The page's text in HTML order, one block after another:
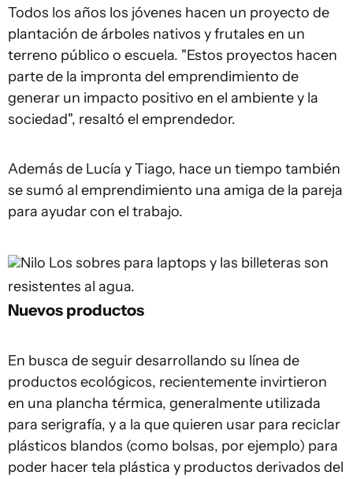
Todos los años los jóvenes hacen un proyecto de
plantación de árboles nativos y frutales en un
terreno público o escuela. "Estos proyectos hacen
parte de la impronta del emprendimiento de
generar un impacto positivo en el ambiente y la
sociedad", resaltó el emprendedor.
Además de Lucía y Tiago, hace un tiempo también
se sumó al emprendimiento una amiga de la pareja
para ayudar con el trabajo.
Nilo Los sobres para laptops y las billeteras son
resistentes al agua.
Nuevos productos
En busca de seguir desarrollando su línea de
productos ecológicos, recientemente invirtieron
en una plancha térmica, generalmente utilizada
para serigrafía, y a la que quieren usar para reciclar
plásticos blandos (como bolsas, por ejemplo) para
poder hacer tela plástica y productos derivados del